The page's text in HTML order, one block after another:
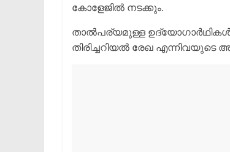
കോളേജിൽ നടക്കും.
താൽപര്യമുള്ള ഉദ്യോഗാർഥികൾ
തിരിച്ചറിയൽ രേഖ